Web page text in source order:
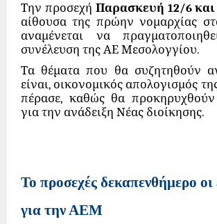
Την προσεχή Παρασκευή 12/6 και
αίθουσα της πρώην νομαρχίας
αναμένεται να
συνέλευση της ΑΕ Μεσολογγίου.
Τα θέματα που θα συζητηθούν
είναι, οικονομικός απολογισμός
πέρασε, καθώς θα προκηρυχθούν
για την ανάδειξη Νέας διοίκησης.
Το προσεχές δεκαπενθήμερο οι
για την ΑΕΜ